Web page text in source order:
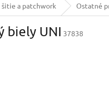
šitie a patchwork Ostatné
biely UNI 37838